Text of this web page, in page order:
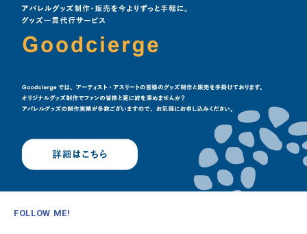
FOLLOW ME!